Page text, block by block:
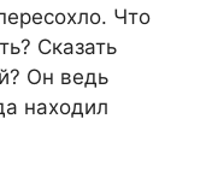
Что
Сказать
Он ведь
находил